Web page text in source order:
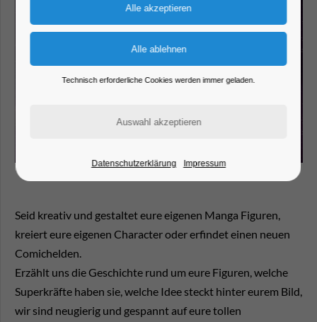
Seid kreativ und gestaltet eure eigenen Manga Figuren,
kreiert eure eigenen Character oder erfindet einen neuen
Comichelden.
Erzählt uns die Geschichte rund um eure Figuren, welche
Superkräfte haben sie, welche Idee steckt hinter eurem Bild,
wir sind neugierig und gespannt auf eure tollen
Technisch erforderliche Cookies werden immer geladen.
Datenschutzerklärung Impressum